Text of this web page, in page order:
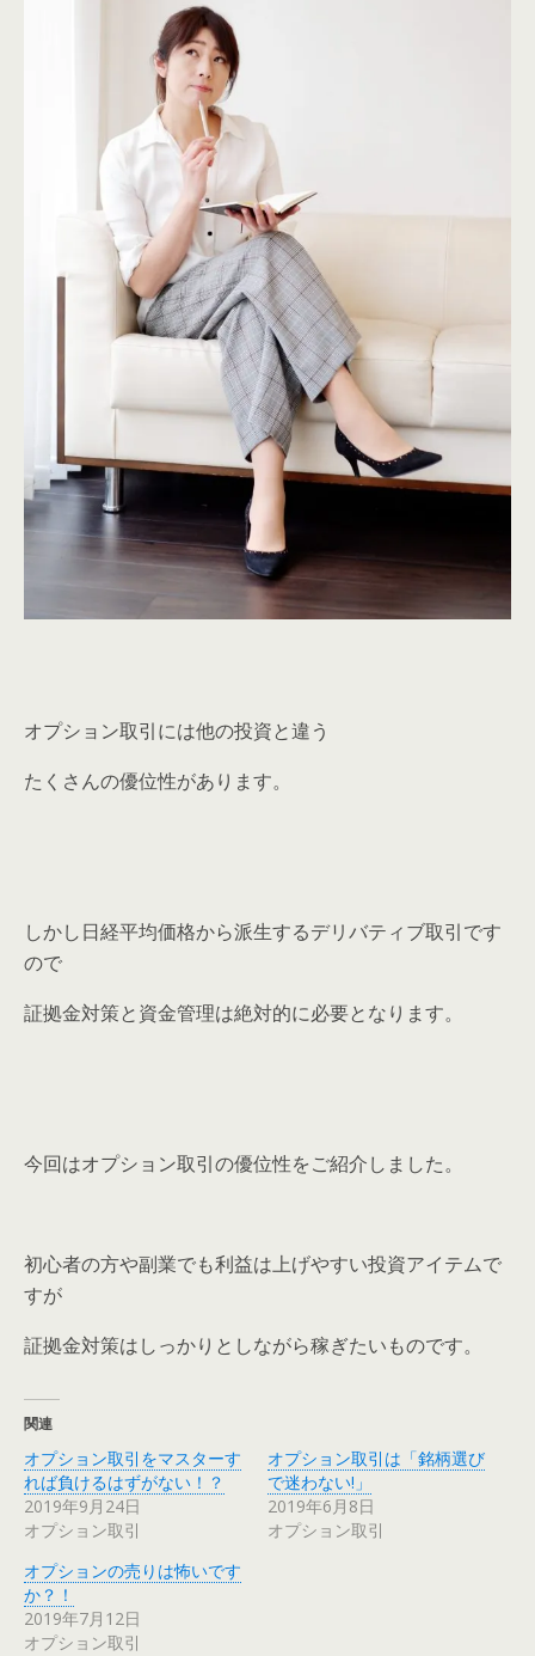
オプション取引には他の投資と違う
たくさんの優位性があります。
しかし日経平均価格から派生するデリバティブ取引です
ので
証拠金対策と資金管理は絶対的に必要となります。
今回はオプション取引の優位性をご紹介しました。
初心者の方や副業でも利益は上げやすい投資アイテムで
すが
証拠金対策はしっかりとしながら稼ぎたいものです。
関連
オプション取引をマスターす
れば負けるはずがない！？
2019年9月24日
オプション取引
オプション取引は「銘柄選び
で迷わない!」
2019年6月8日
オプション取引
オプションの売りは怖いです
か？！
2019年7月12日
オプション取引